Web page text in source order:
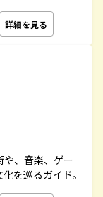
詳細を見る
や、音楽、ゲー
を巡るガイド。